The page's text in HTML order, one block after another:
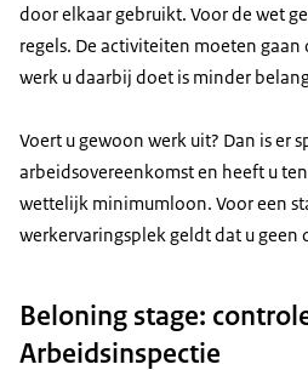
door elkaar gebruikt. Voor de wet
regels. De activiteiten moeten
werk u daarbij doet is minder
Voert u gewoon werk uit? Dan is er
arbeidsovereenkomst en heeft u
wettelijk minimumloon. Voor een
werkervaringsplek geldt dat u
Beloning stage:
Arbeidsinspectie